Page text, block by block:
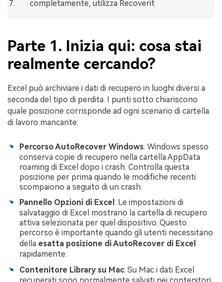
completamente, utilizza Recoverit
Parte 1. Inizia qui: cosa stai
realmente cercando?
Excel può archiviare i dati di recupero in luoghi diversi a
seconda del tipo di perdita. I punti sotto chiariscono
quale posizione corrisponde ad ogni scenario di cartella
di lavoro mancante:
Percorso AutoRecover Windows: Windows spesso
conserva copie di recupero nella cartella AppData
roaming di Excel dopo i crash. Controlla questa
posizione per prima quando le modifiche recenti
scompaiono a seguito di un crash.
Pannello Opzioni di Excel : Le impostazioni di
salvataggio di Excel mostrano la cartella di recupero
attiva selezionata per quel dispositivo. Questo
percorso è importante quando gli utenti necessitano
della esatta posizione di AutoRecover di Excel
rapidamente.
Contenitore Library su Mac: Su Mac i dati Excel